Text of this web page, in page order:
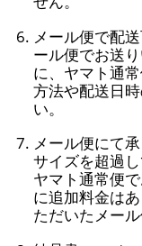
メール便で配
ール便でお送
に、ヤマト通
方法や配送日
い。
メール便にて
サイズを超過
ヤマト通常便
に追加料金は
ただいたメー